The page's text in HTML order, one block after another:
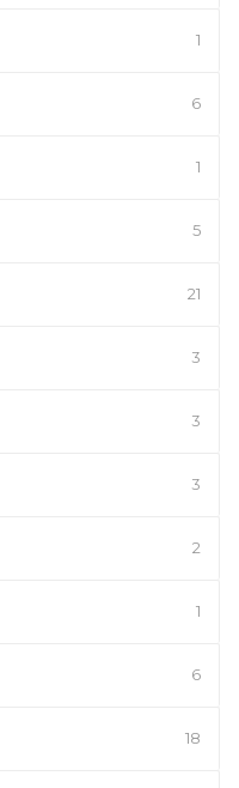
1
6
1
5
21
3
3
3
2
1
6
18